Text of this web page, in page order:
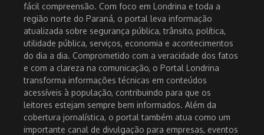
fácil compreensão. Com foco em Londrina e toda a
região norte do Paraná, o portal leva informação
atualizada sobre segurança pública, trânsito, política,
utilidade pública, serviços, economia e acontecimentos
do dia a dia. Comprometido com a veracidade dos fatos
e com a clareza na comunicação, o Portal Londrina
transforma informações técnicas em conteúdos
acessíveis à população, contribuindo para que os
leitores estejam sempre bem informados. Além da
cobertura jornalística, o portal também atua como um
importante canal de divulgação para empresas, eventos